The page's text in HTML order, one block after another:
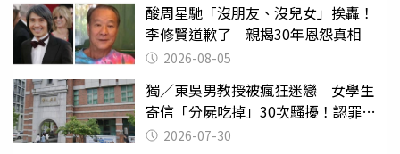
酸周星馳「沒朋友、沒兒女」挨轟！
李修賢道歉了 親揭30年恩怨真相
2026-08-05
獨／東吳男教授被瘋狂迷戀 女學生
寄信「分屍吃掉」30次騷擾！認罪免
關 2026-07-30